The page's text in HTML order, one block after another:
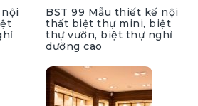
BST 99 Mẫu thiết kế nội
thất biệt thự mini, biệt
thự vườn, biệt thự nghỉ
dưỡng cao